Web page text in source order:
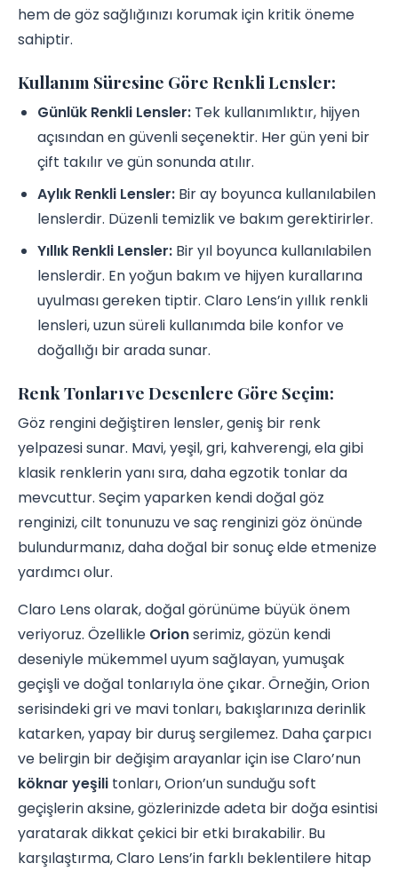
hem de göz sağlığınızı korumak için kritik öneme
sahiptir.
Kullanım Süresine Göre Renkli Lensler:
Günlük Renkli Lensler: Tek kullanımlıktır, hijyen
açısından en güvenli seçenektir. Her gün yeni bir
çift takılır ve gün sonunda atılır.
Aylık Renkli Lensler: Bir ay boyunca kullanılabilen
lenslerdir. Düzenli temizlik ve bakım gerektirirler.
Yıllık Renkli Lensler: Bir yıl boyunca kullanılabilen
lenslerdir. En yoğun bakım ve hijyen kurallarına
uyulması gereken tiptir. Claro Lens’in yıllık renkli
lensleri, uzun süreli kullanımda bile konfor ve
doğallığı bir arada sunar.
Renk Tonları ve Desenlere Göre Seçim:
Göz rengini değiştiren lensler, geniş bir renk
yelpazesi sunar. Mavi, yeşil, gri, kahverengi, ela gibi
klasik renklerin yanı sıra, daha egzotik tonlar da
mevcuttur. Seçim yaparken kendi doğal göz
renginizi, cilt tonunuzu ve saç renginizi göz önünde
bulundurmanız, daha doğal bir sonuç elde etmenize
yardımcı olur.
Claro Lens olarak, doğal görünüme büyük önem
veriyoruz. Özellikle Orionserimiz, gözün kendi
deseniyle mükemmel uyum sağlayan, yumuşak
geçişli ve doğal tonlarıyla öne çıkar. Örneğin, Orion
serisindeki gri ve mavi tonları, bakışlarınıza derinlik
katarken, yapay bir duruş sergilemez. Daha çarpıcı
ve belirgin bir değişim arayanlar için ise Claro’nun
köknar yeşili tonları, Orion’un sunduğu soft
geçişlerin aksine, gözlerinizde adeta bir doğa esintisi
yaratarak dikkat çekici bir etki bırakabilir. Bu
karşılaştırma, Claro Lens’in farklı beklentilere hitap